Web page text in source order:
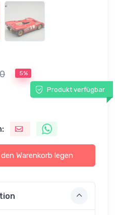
5%
Produkt verfügbar
Warenkorb legen